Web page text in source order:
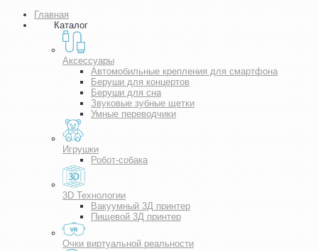
Главная
Каталог
Аксессуары
Автомобильные крепления для смартфона
Беруши для концертов
Беруши для сна
Звуковые зубные щетки
Умные переводчики
Игрушки
Робот-собака
3D Технологии
Вакуумный 3Д принтер
Пищевой 3Д принтер
Очки виртуальной реальности